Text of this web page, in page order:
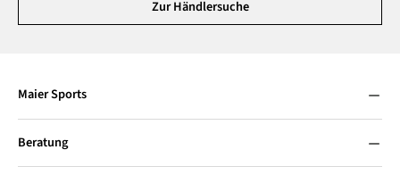
Zur Händlersuche
Maier Sports
Beratung